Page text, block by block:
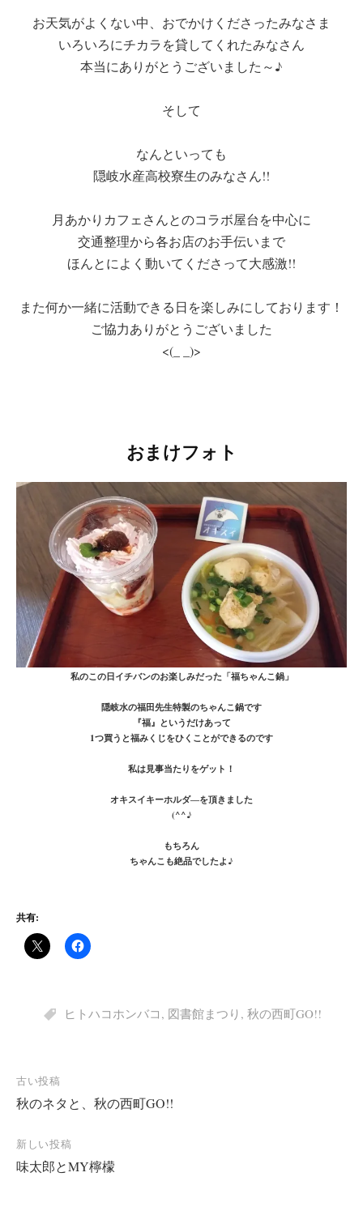
お天気がよくない中、おでかけくださったみなさま
いろいろにチカラを貸してくれたみなさん
本当にありがとうございました～♪
そして
なんといっても
隠岐水産高校寮生のみなさん!!
月あかりカフェさんとのコラボ屋台を中心に
交通整理から各お店のお手伝いまで
ほんとによく動いてくださって大感激!!
また何か一緒に活動できる日を楽しみにしております！
ご協力ありがとうございました
<(_ _)>
おまけフォト
私のこの日イチバンのお楽しみだった「福ちゃんこ鍋」
隠岐水の福田先生特製のちゃんこ鍋です
『福』というだけあって
1つ買うと福みくじをひくことができるのです
私は見事当たりをゲット！
オキスイキーホルダ―を頂きました
(^^♪
もちろん
ちゃんこも絶品でしたよ♪
共有:
ヒトハコホンバコ , 図書館まつり , 秋の西町GO!!
投
稿
ナ
ビ
ゲ
古い投稿
秋のネタと、秋の西町GO!!
新しい投稿
味太郎とMY檸檬